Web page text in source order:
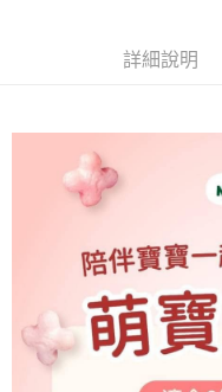
３．安心：先確認商品／服務
２．訂單成立數日內，您將收
３．收到繳費通知簡訊後14
ATM／網路銀行／等多元方式
購買商品的店家。未經商家同
後付繳納相關費用。
※ 交易是否成功請以「
是否繳費成功／繳費後需取消
客戶支援中心」https://
每筆NT$60，滿NT$590(
每筆NT$60，滿NT$590(
付款後7-11取貨
每筆NT$60，滿NT$590(
宅配
詳細說明